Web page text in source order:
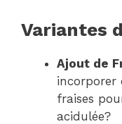
Variantes
Ajout de
incorporer
fraises
acidulée?